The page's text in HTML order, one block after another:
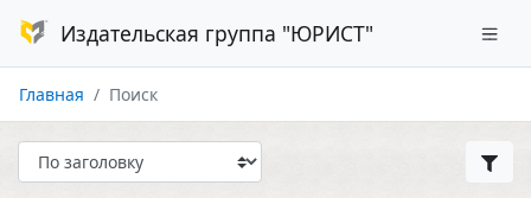
Издательская группа "ЮРИСТ"
Главная Поиск